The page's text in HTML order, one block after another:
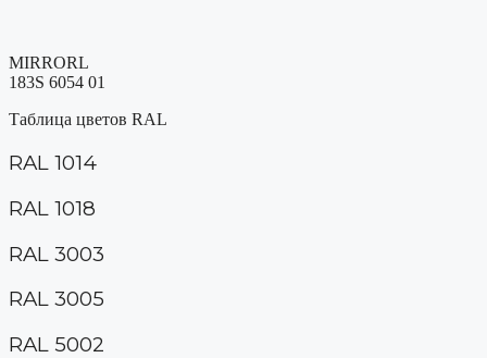
MIRRORL
183S 6054 01
Таблица цветов RAL
RAL 1014
RAL 1018
RAL 3003
RAL 3005
RAL 5002